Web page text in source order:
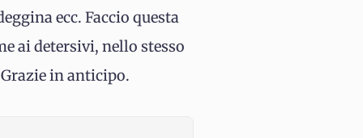
ecc. Faccio questa
ai detersivi, nello stesso
in anticipo.